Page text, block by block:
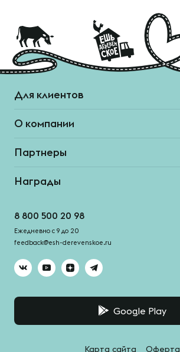
Для клиентов
О компании
Партнеры
Награды
8 800 500 20 98
Ежедневно с 9 до 20
feedback@esh-derevenskoe.ru
Google Play
Карта сайта Оферта